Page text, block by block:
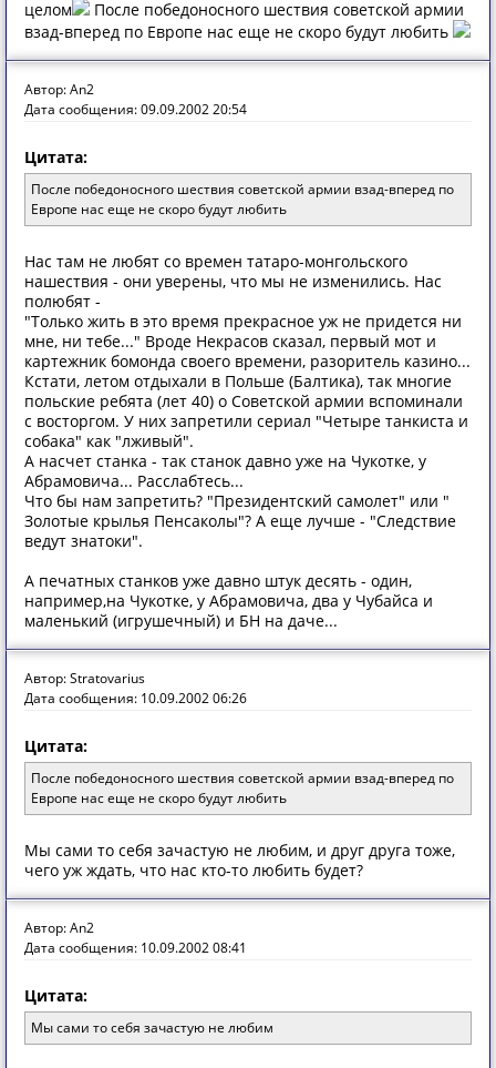
целом
После победоносного шествия советской армии
взад-вперед по Европе нас еще не скоро будут любить
Автор: An2
Дата сообщения: 09.09.2002 20:54
Цитата:
После победоносного шествия советской армии взад-вперед по
Европе нас еще не скоро будут любить
Нас там не любят со времен татаро-монгольского
нашествия - они уверены, что мы не изменились. Нас
полюбят -
"Только жить в это время прекрасное уж не придется ни
мне, ни тебе..." Вроде Некрасов сказал, первый мот и
картежник бомонда своего времени, разоритель казино...
Кстати, летом отдыхали в Польше (Балтика), так многие
польские ребята (лет 40) о Советской армии вспоминали
с восторгом. У них запретили сериал "Четыре танкиста и
собака" как "лживый".
А насчет станка - так станок давно уже на Чукотке, у
Абрамовича... Расслабтесь...
Что бы нам запретить? "Президентский самолет" или "
Золотые крылья Пенсаколы"? А еще лучше - "Следствие
ведут знатоки".
А печатных станков уже давно штук десять - один,
например,на Чукотке, у Абрамовича, два у Чубайса и
маленький (игрушечный) и БН на даче...
Автор: Stratovarius
Дата сообщения: 10.09.2002 06:26
Цитата:
После победоносного шествия советской армии взад-вперед по
Европе нас еще не скоро будут любить
Мы сами то себя зачастую не любим, и друг друга тоже,
чего уж ждать, что нас кто-то любить будет?
Автор: An2
Дата сообщения: 10.09.2002 08:41
Цитата:
Мы сами то себя зачастую не любим